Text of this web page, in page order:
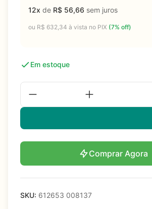
12x de R$ 56,66 sem juros
ou R$ 632,34 à vista no PIX (7% off)
Em estoque
Comprar Agora
SKU: 612653 008137